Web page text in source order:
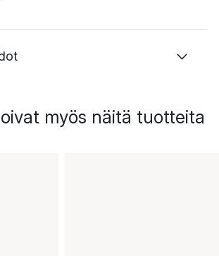
myös näitä tuotteita